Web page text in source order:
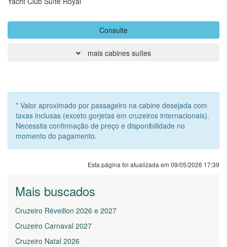
Consulte
mais cabines suítes
* Valor aproximado por passageiro na cabine desejada com
taxas inclusas (exceto gorjetas em cruzeiros internacionais).
Necessita confirmação de preço e disponibilidade no
momento do pagamento.
Esta página foi atualizada em 09/05/2026 17:39
Mais buscados
Cruzeiro Réveillon 2026 e 2027
Cruzeiro Carnaval 2027
Cruzeiro Natal 2026